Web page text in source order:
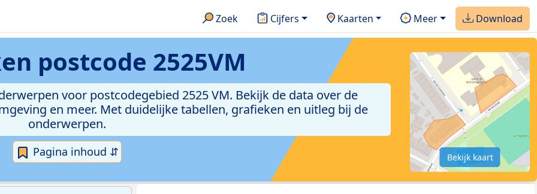
Zoek Cijfers Kaarten Meer Download
postcode 2525VM
voor postcodegebied 2525 VM. Bekijk de data over de
en meer. Met duidelijke tabellen, grafieken en uitleg bij de
onderwerpen.
Pagina inhoud ⇵ Bekijk kaart